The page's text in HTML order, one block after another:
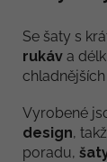
Se šaty s
rukáv a
Vyrobené
design,
poradu,